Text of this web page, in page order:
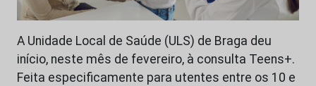
A Unidade Local de Saúde (ULS) de Braga deu
início, neste mês de fevereiro, à consulta Teens+.
Feita especificamente para utentes entre os 10 e